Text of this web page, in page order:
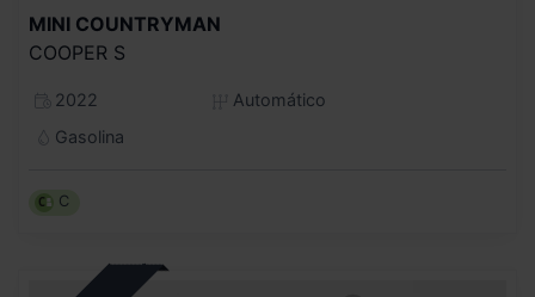
MINI COUNTRYMAN
COOPER S
2022
Automático
Gasolina
C